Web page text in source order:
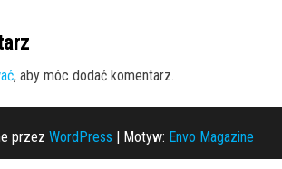
, aby móc dodać komentarz.
przez WordPress | Motyw: Envo Magazine